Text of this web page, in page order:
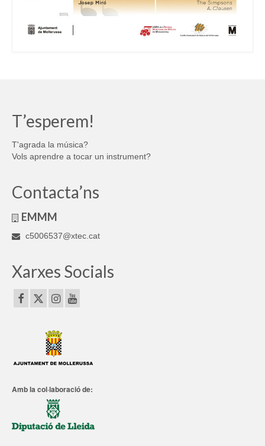
T’esperem!
T'agrada la música?
Vols aprendre a tocar un instrument?
Contacta’ns
EMMM
c5006537@xtec.cat
Xarxes Socials
Amb la col·laboració de: